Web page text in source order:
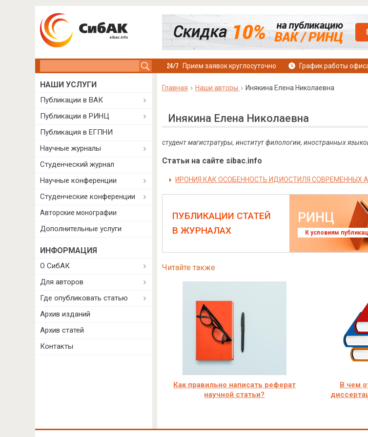
Прием заявок круглосуточно График работы
Главная Наши авторы Инякина Елена Николаевна
Инякина Елена Николаевна
студент магистратуры, институт филологии, иностранных
Статьи на сайте sibac.info
ИРОНИЯ КАК ОСОБЕННОСТЬ ИДИОСТИЛЯ СОВРЕМЕННЫХ
ПУБЛИКАЦИИ СТАТЕЙ
В ЖУРНАЛАХ
РИНЦ
К условиям
Читайте также
Как правильно написать реферат
научной статьи?
В чем
НАШИ УСЛУГИ
Публикации в ВАК
Публикации в РИНЦ
Публикация в ЕГПНИ
Научные журналы
Студенческий журнал
Научные конференции
Студенческие конференции
Авторские монографии
Дополнительные услуги
ИНФОРМАЦИЯ
О СибАК
Для авторов
Где опубликовать статью
Архив изданий
Архив статей
Контакты